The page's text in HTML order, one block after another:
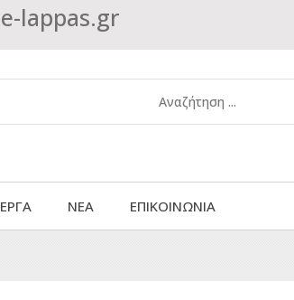
e-lappas.gr
ΕΡΓΑ ΝΕΑ ΕΠΙΚΟΙΝΩΝΙΑ